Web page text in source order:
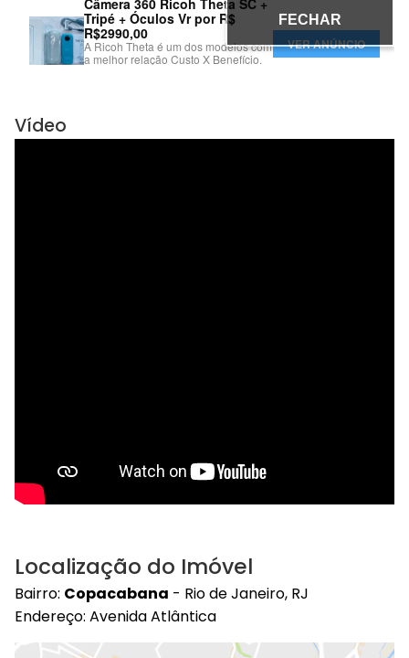
Vídeo
Localização do Imóvel
Bairro: Copacabana - Rio de Janeiro, RJ
Endereço: Avenida Atlântica